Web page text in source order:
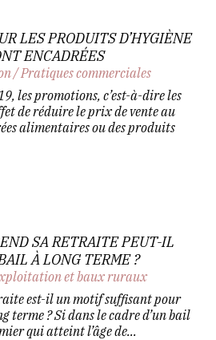
LES PRODUITS D’HYGIÈNE
ENCADRÉES
/Pratiques commerciales
les promotions, c’est-à-dire les
de réduire le prix de vente au
alimentaires ou des produits
SA RETRAITE PEUT-IL
À LONG TERME ?
et baux ruraux
est-il un motif suffisant pour
terme ? Si dans le cadre d’un bail
qui atteint l’âge de...